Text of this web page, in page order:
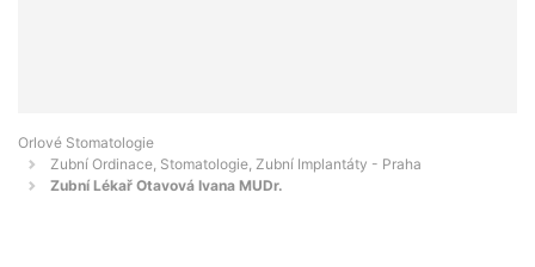
Orlové Stomatologie
Zubní Ordinace, Stomatologie, Zubní Implantáty - Praha
Zubní Lékař Otavová Ivana MUDr.